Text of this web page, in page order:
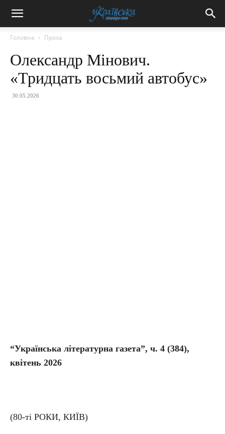
Головна Проза
Олександр Мінович.
«Тридцать восьмий автобус»
30.05.2026
“Українська літературна газета”, ч. 4 (384),
квітень 2026
(80-ті РОКИ, КИЇВ)